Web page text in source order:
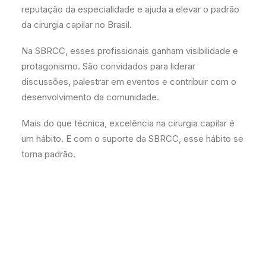
reputação da especialidade e ajuda a elevar o padrão
da cirurgia capilar no Brasil.
Na SBRCC, esses profissionais ganham visibilidade e
protagonismo. São convidados para liderar
discussões, palestrar em eventos e contribuir com o
desenvolvimento da comunidade.
Mais do que técnica, excelência na cirurgia capilar é
um hábito. E com o suporte da SBRCC, esse hábito se
torna padrão.